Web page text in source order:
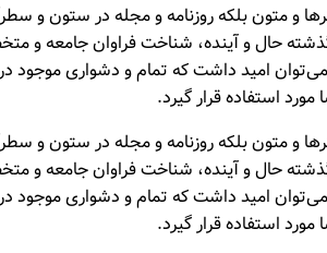
متون بلکه روزنامه و مجله در ستون و
حال و آینده، شناخت فراوان جامعه و
امید داشت که تمام و دشواری موجود در
استفاده قرار گیرد.
متون بلکه روزنامه و مجله در ستون و
حال و آینده، شناخت فراوان جامعه و
امید داشت که تمام و دشواری موجود در
استفاده قرار گیرد.